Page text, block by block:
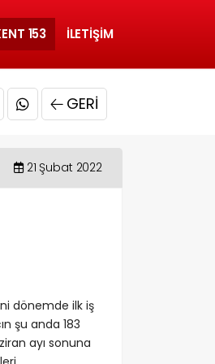
153 İLETIŞIM
GERI
21 Şubat 2022
dönemde ilk iş
şu anda 183
ayı sonuna